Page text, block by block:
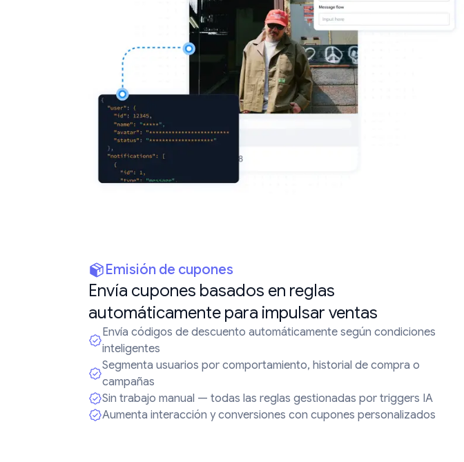
Emisión de cupones
Envía cupones basados en reglas
automáticamente para impulsar ventas
Envía códigos de descuento automáticamente según condiciones
inteligentes
Segmenta usuarios por comportamiento, historial de compra o
campañas
Sin trabajo manual — todas las reglas gestionadas por triggers IA
Aumenta interacción y conversiones con cupones personalizados